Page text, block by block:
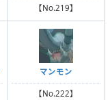
【No.219】
マンモン
【No.222】